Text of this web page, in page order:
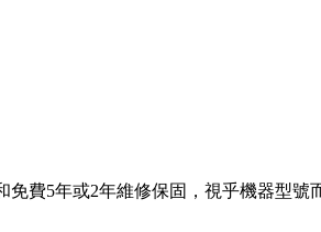
費5年或2年維修保固，視乎機器型號